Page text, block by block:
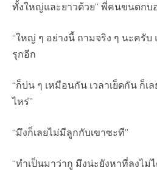
ทั้งใหญ่และยาวด้วย” พี่คนขนดกบ
“ใหญ่ ๆ อย่างนี้ ถามจริง ๆ นะครับ
รุกอีก
“ก็บ่น ๆ เหมือนกัน เวลาเย็ดกัน ก็เ
ไหร่”
“มึงก็เลยไม่มีลูกกับเขาซะที”
“ทำเป็นมาว่ากู มึงน่ะยังหาที่ลงไม่